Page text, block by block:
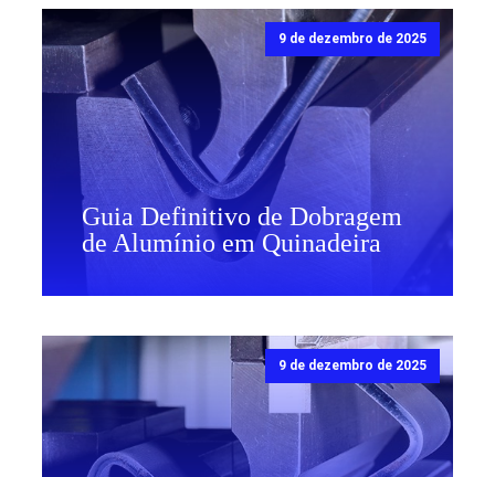
9 de dezembro de 2025
Guia Definitivo de Dobragem
de Alumínio em Quinadeira
9 de dezembro de 2025